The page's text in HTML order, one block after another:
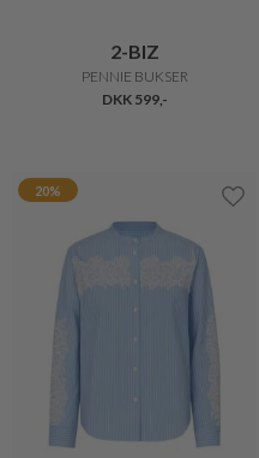
2-BIZ
PENNIE BUKSER
DKK 599,-
20%